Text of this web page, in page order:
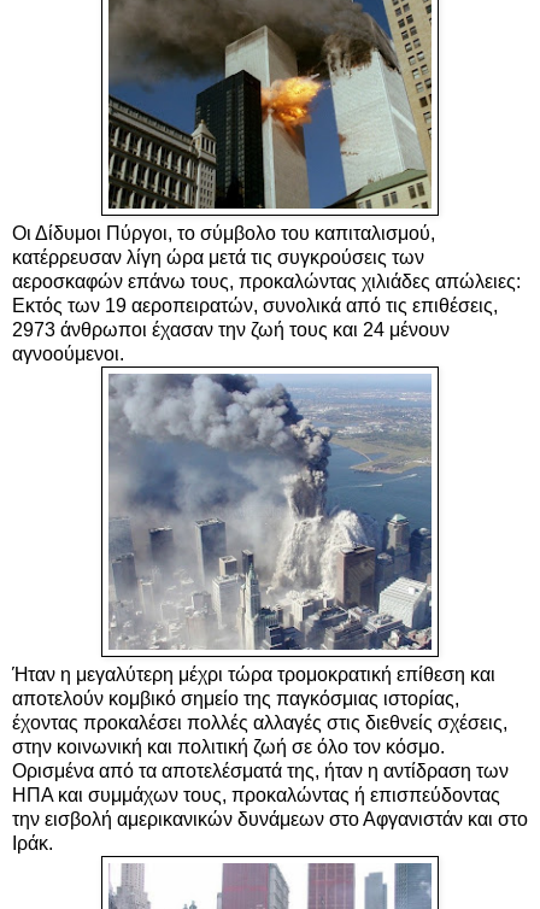
Οι Δίδυμοι Πύργοι, το σύμβολο του καπιταλισμού,
κατέρρευσαν λίγη ώρα μετά τις συγκρούσεις των
αεροσκαφών επάνω τους, προκαλώντας χιλιάδες απώλειες:
Εκτός των 19 αεροπειρατών, συνολικά από τις επιθέσεις,
2973 άνθρωποι έχασαν την ζωή τους και 24 μένουν
αγνοούμενοι.
Ήταν η μεγαλύτερη μέχρι τώρα τρομοκρατική επίθεση και
αποτελούν κομβικό σημείο της παγκόσμιας ιστορίας,
έχοντας προκαλέσει πολλές αλλαγές στις διεθνείς σχέσεις,
στην κοινωνική και πολιτική ζωή σε όλο τον κόσμο.
Ορισμένα από τα αποτελέσματά της, ήταν η αντίδραση των
ΗΠΑ και συμμάχων τους, προκαλώντας ή επισπεύδοντας
την εισβολή αμερικανικών δυνάμεων στο Αφγανιστάν και στο
Ιράκ.